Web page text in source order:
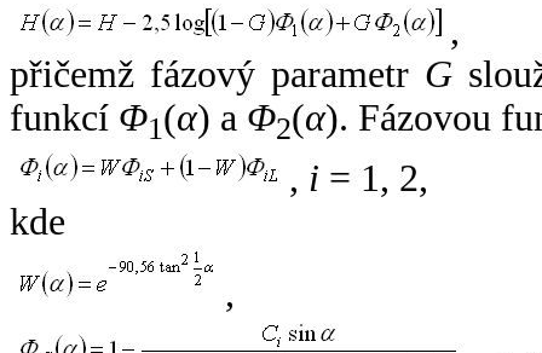
,
přičemž fázový parametr G
funkcí Φ1(α) a Φ2(α). Fázovou
, i = 1, 2,
kde
,